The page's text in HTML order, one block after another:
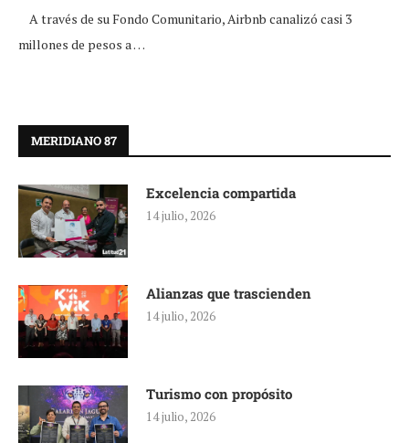
A través de su Fondo Comunitario, Airbnb canalizó casi 3
millones de pesos a …
MERIDIANO 87
Excelencia compartida
14 julio, 2026
Alianzas que trascienden
14 julio, 2026
Turismo con propósito
14 julio, 2026